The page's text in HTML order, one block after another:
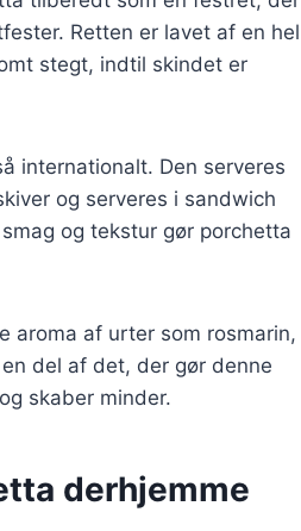
Retten er lavet af en hel
stegt, indtil skindet er
internationalt. Den serveres
og serveres i sandwich
og tekstur gør porchetta
aroma af urter som rosmarin,
del af det, der gør denne
skaber minder.
derhjemme